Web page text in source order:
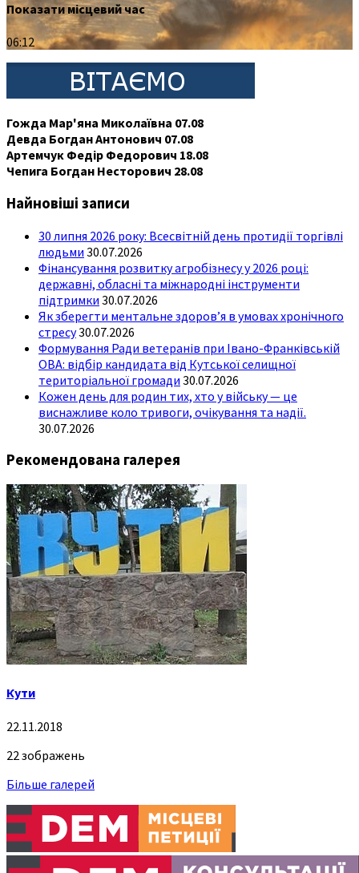
Показати місцевий час
06:12
Гожда Мар'яна Миколаївна 07.08
Девда Богдан Антонович 07.08
Артемчук Федір Федорович 18.08
Чепига Богдан Несторович 28.08
Найновіші записи
30 липня 2026 року: Всесвітній день протидії торгівлі
людьми 30.07.2026
Фінансування розвитку агробізнесу у 2026 році:
державні, обласні та міжнародні інструменти
підтримки 30.07.2026
Як зберегти ментальне здоров’я в умовах хронічного
стресу30.07.2026
Формування Ради ветеранів при Івано-Франківській
ОВА: відбір кандидата від Кутської селищної
територіальної громади 30.07.2026
Кожен день для родин тих, хто у війську — це
виснажливе коло тривоги, очікування та надії.
30.07.2026
Рекомендована галерея
Кути
22.11.2018
22 зображень
Більше галерей